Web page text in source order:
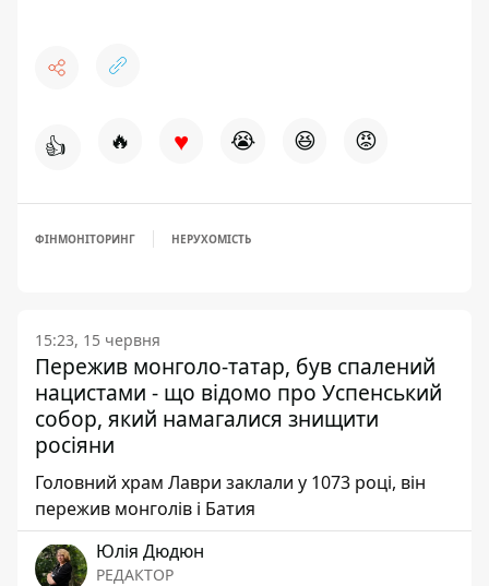
👍 🔥 ♥ 😭 😆 😡
ФІНМОНІТОРИНГ НЕРУХОМІСТЬ
15:23, 15 червня
Пережив монголо-татар, був спалений
нацистами - що відомо про Успенський
собор, який намагалися знищити
росіяни
Головний храм Лаври заклали у 1073 році, він
пережив монголів і Батия
Юлія Дюдюн
РЕДАКТОР